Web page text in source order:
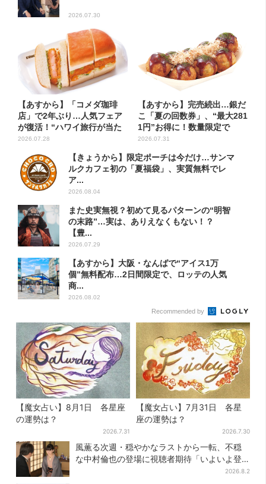
2026.07.30
【あすから】「コメダ珈琲
店」で2年ぶり…人気フェア
が復活！“ハワイ旅行が当た
る”...
2026.07.28
【あすから】完売続出…銀だ
こ「夏の回数券」、“最大281
1円”お得に！数量限定で
2026.07.31
【きょうから】限定ポーチは今だけ…サンマ
ルクカフェ初の「夏福袋」、実質無料でレ
ア...
2026.08.04
また史実無視？初めて見るパターンの“明智
の末路”…実は、ありえなくもない！？
【豊...
2026.07.29
【あすから】大阪・なんばで“アイス1万
個”無料配布…2日間限定で、ロッテの人気
商...
2026.08.02
Recommended by
【魔女占い】8月1日 各星座
の運勢は？
2026.7.31
【魔女占い】7月31日 各星
座の運勢は？
2026.7.30
風薫る次週・穏やかなラストから一転、不穏
な中村倫也の登場に視聴者期待「いよいよ登
2026.8.2